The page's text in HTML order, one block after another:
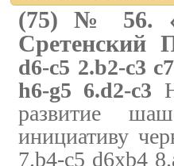
(75) № 56.
Сретенский
d6-c5 2.b2-c3
h6-g5 6.d2-c3
развитие
инициативу
7.b4-c5 d6xb4